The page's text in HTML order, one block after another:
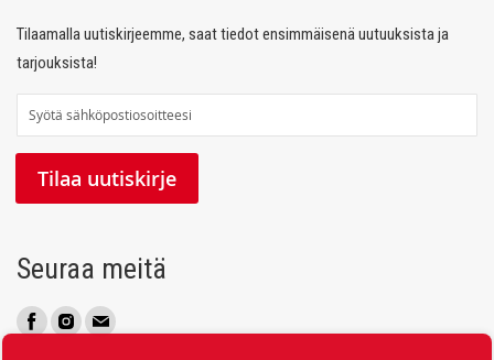
Tilaamalla uutiskirjeemme, saat tiedot ensimmäisenä uutuuksista ja
tarjouksista!
i
u
i
Tilaa uutiskirje
Seuraa meitä